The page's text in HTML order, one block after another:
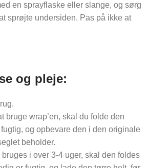
en sprayflaske eller slange, og sørg
sprøjte undersiden. Pas på ikke at
og pleje:
bruge wrap’en, skal du folde den
og opbevare den i den originale
beholder.
bruges i over 3-4 uger, skal den foldes